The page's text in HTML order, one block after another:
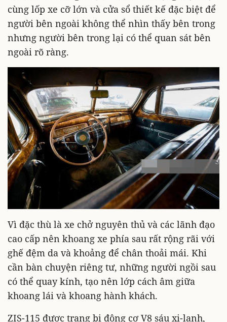
cùng lốp xe cỡ lớn và cửa sổ thiết kế đặc biệt để
người bên ngoài không thể nhìn thấy bên trong
nhưng người bên trong lại có thể quan sát bên
ngoài rõ ràng.
Vì đặc thù là xe chở nguyên thủ và các lãnh đạo
cao cấp nên khoang xe phía sau rất rộng rãi với
ghế đệm da và khoảng để chân thoải mái. Khi
cần bàn chuyện riêng tư, những người ngồi sau
có thể quay kính, tạo nên lớp cách âm giữa
khoang lái và khoang hành khách.
ZIS-115 được trang bị động cơ V8 sáu xi-lanh,